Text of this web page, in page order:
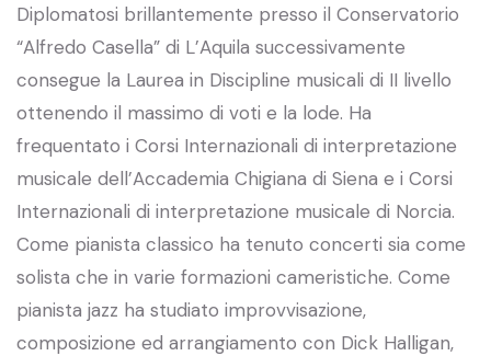
Diplomatosi brillantemente presso il Conservatorio
“Alfredo Casella” di L’Aquila successivamente
consegue la Laurea in Discipline musicali di II livello
ottenendo il massimo di voti e la lode. Ha
frequentato i Corsi Internazionali di interpretazione
musicale dell’Accademia Chigiana di Siena e i Corsi
Internazionali di interpretazione musicale di Norcia.
Come pianista classico ha tenuto concerti sia come
solista che in varie formazioni cameristiche. Come
pianista jazz ha studiato improvvisazione,
composizione ed arrangiamento con Dick Halligan,